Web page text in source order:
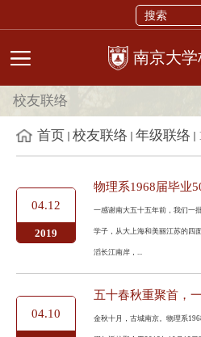
校友联络
首页 校友联络 年级联络
04.12
2019
一感谢南大五十五年前，我们一
学子，从大上海和美丽江苏的四
滔长江南岸，...
04.10 金秋十月，古城南京。物理系